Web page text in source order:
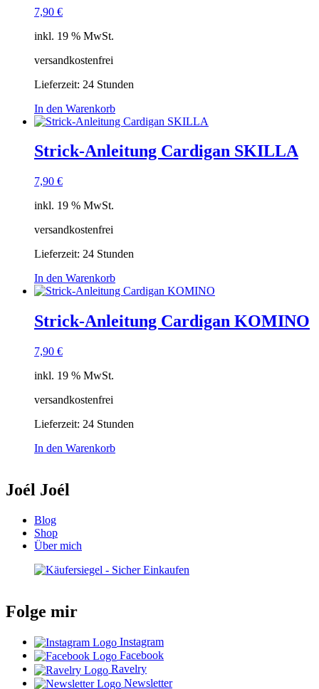
7,90 €
inkl. 19 % MwSt.
versandkostenfrei
Lieferzeit: 24 Stunden
In den Warenkorb
Strick-Anleitung Cardigan SKILLA
7,90 €
inkl. 19 % MwSt.
versandkostenfrei
Lieferzeit: 24 Stunden
In den Warenkorb
Strick-Anleitung Cardigan KOMINO
7,90 €
inkl. 19 % MwSt.
versandkostenfrei
Lieferzeit: 24 Stunden
In den Warenkorb
Joél Joél
Blog
Shop
Über mich
Folge mir
Instagram
Facebook
Ravelry
Newsletter